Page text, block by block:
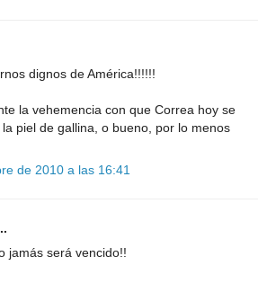
dignos de América!!!!!!
la vehemencia con que Correa hoy se
piel de gallina, o bueno, por lo menos
de 2010 a las 16:41
jamás será vencido!!